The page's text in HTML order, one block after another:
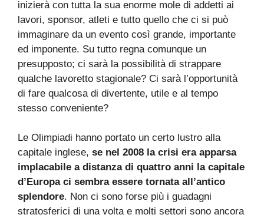
inizierà con tutta la sua enorme mole di addetti ai
lavori, sponsor, atleti e tutto quello che ci si può
immaginare da un evento così grande, importante
ed imponente. Su tutto regna comunque un
presupposto; ci sarà la possibilità di strappare
qualche lavoretto stagionale? Ci sarà l’opportunità
di fare qualcosa di divertente, utile e al tempo
stesso conveniente?
Le Olimpiadi hanno portato un certo lustro alla
capitale inglese, se nel 2008 la crisi era apparsa
implacabile a distanza di quattro anni la capitale
d’Europa ci sembra essere tornata all’antico
splendore. Non ci sono forse più i guadagni
stratosferici di una volta e molti settori sono ancora